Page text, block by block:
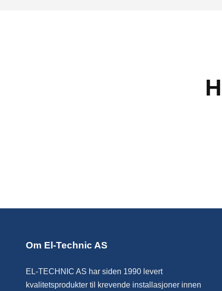
Om El-Technic AS
EL-TECHNIC AS har siden 1990 levert
kvalitetsprodukter til krevende installasjoner innen